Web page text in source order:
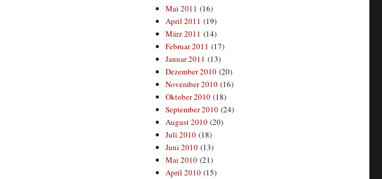
Mai 2011 (16)
April 2011 (19)
März 2011 (14)
Februar 2011 (17)
Januar 2011 (13)
Dezember 2010 (20)
November 2010 (16)
Oktober 2010 (18)
September 2010 (24)
August 2010 (20)
Juli 2010 (18)
Juni 2010 (13)
Mai 2010 (21)
April 2010 (15)